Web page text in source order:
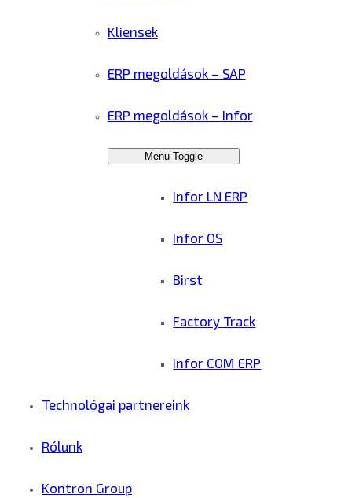
Kliensek
ERP megoldások – SAP
ERP megoldások – Infor
Menu Toggle
Infor LN ERP
Infor OS
Birst
Factory Track
Infor COM ERP
Technológai partnereink
Rólunk
Kontron Group